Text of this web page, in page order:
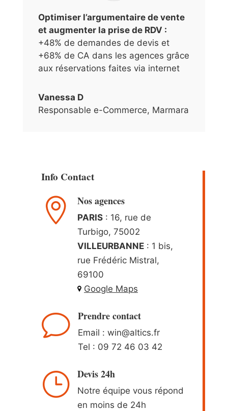
Optimiser l’argumentaire de vente
et augmenter la prise de RDV :
+48% de demandes de devis et
+68% de CA dans les agences grâce
aux réservations faites via internet
Vanessa D
Responsable e-Commerce, Marmara
Info Contact
 Nos agences
PARIS: 16, rue de
Turbigo, 75002
VILLEURBANNE: 1 bis,
rue Frédéric Mistral,
69100
Google Maps
v Prendre contact
Email : win@altics.fr
Tel : 09 72 46 03 42
} Devis 24h
Notre équipe vous répond
en moins de 24h